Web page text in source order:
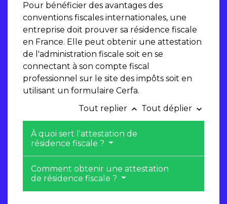
Pour bénéficier des avantages des
conventions fiscales internationales, une
entreprise doit prouver sa résidence fiscale
en France. Elle peut obtenir une attestation
de l'administration fiscale soit en se
connectant à son compte fiscal
professionnel sur le site des impôts soit en
utilisant un formulaire Cerfa.
Tout replier keyboard_arrow_up Tout déplier keyboard_arrow_down
À quoi sert l'attestation de
résidence fiscale ?
Comment obtenir une attestation
de résidence fiscale ?